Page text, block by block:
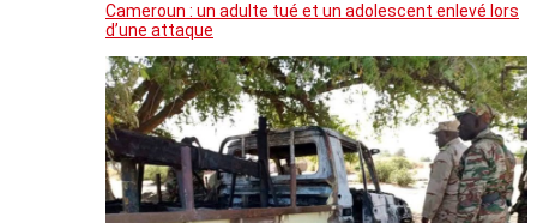
Cameroun : un adulte tué et un adolescent enlevé lors
d’une attaque